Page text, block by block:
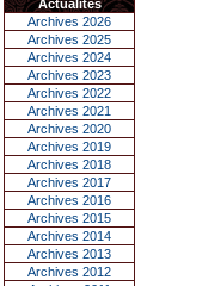
Actualités
Archives 2026
Archives 2025
Archives 2024
Archives 2023
Archives 2022
Archives 2021
Archives 2020
Archives 2019
Archives 2018
Archives 2017
Archives 2016
Archives 2015
Archives 2014
Archives 2013
Archives 2012